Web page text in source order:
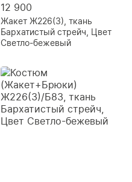
12 900
Жакет Ж226(3), ткань
Бархатистый стрейч, Цвет
Светло-бежевый